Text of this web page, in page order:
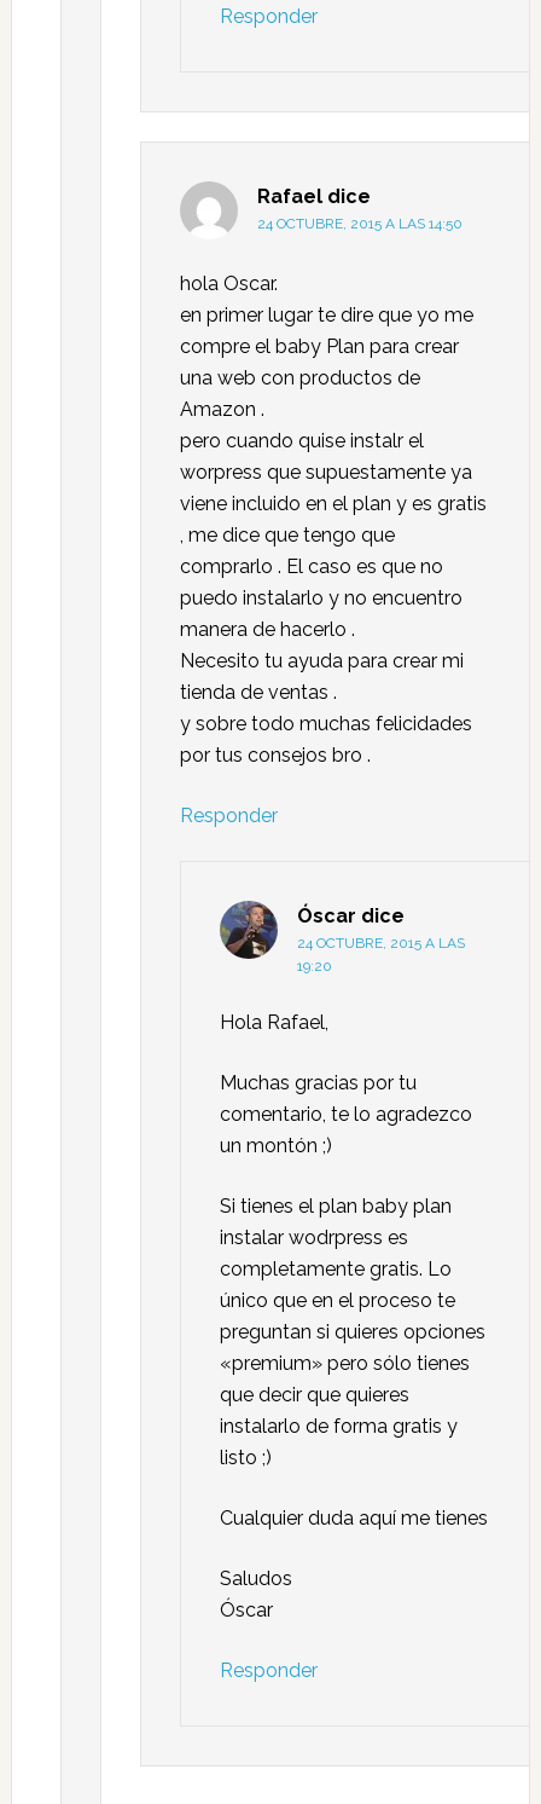
Responder
Rafael dice
24 OCTUBRE, 2015 A LAS 14:50
hola Oscar.
en primer lugar te dire que yo me
compre el baby Plan para crear
una web con productos de
Amazon .
pero cuando quise instalr el
worpress que supuestamente ya
viene incluido en el plan y es gratis
, me dice que tengo que
comprarlo . El caso es que no
puedo instalarlo y no encuentro
manera de hacerlo .
Necesito tu ayuda para crear mi
tienda de ventas .
y sobre todo muchas felicidades
por tus consejos bro .
Responder
Óscar dice
24 OCTUBRE, 2015 A LAS
19:20
Hola Rafael,
Muchas gracias por tu
comentario, te lo agradezco
un montón ;)
Si tienes el plan baby plan
instalar wodrpress es
completamente gratis. Lo
único que en el proceso te
preguntan si quieres opciones
«premium» pero sólo tienes
que decir que quieres
instalarlo de forma gratis y
listo ;)
Cualquier duda aquí me tienes
Saludos
Óscar
Responder